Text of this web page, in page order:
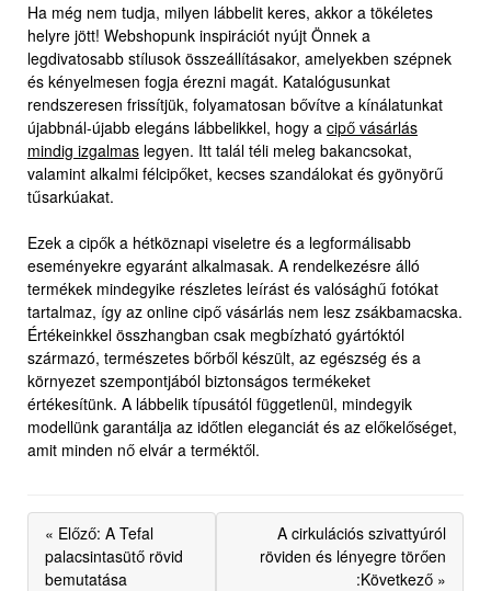
Ha még nem tudja, milyen lábbelit keres, akkor a tökéletes
helyre jött! Webshopunk inspirációt nyújt Önnek a
legdivatosabb stílusok összeállításakor, amelyekben szépnek
és kényelmesen fogja érezni magát. Katalógusunkat
rendszeresen frissítjük, folyamatosan bővítve a kínálatunkat
újabbnál-újabb elegáns lábbelikkel, hogy a cipő vásárlás
mindig izgalmas legyen. Itt talál téli meleg bakancsokat,
valamint alkalmi félcipőket, kecses szandálokat és gyönyörű
tűsarkúakat.
Ezek a cipők a hétköznapi viseletre és a legformálisabb
eseményekre egyaránt alkalmasak. A rendelkezésre álló
termékek mindegyike részletes leírást és valósághű fotókat
tartalmaz, így az online cipő vásárlás nem lesz zsákbamacska.
Értékeinkkel összhangban csak megbízható gyártóktól
származó, természetes bőrből készült, az egészség és a
környezet szempontjából biztonságos termékeket
értékesítünk. A lábbelik típusától függetlenül, mindegyik
modellünk garantálja az időtlen eleganciát és az előkelőséget,
amit minden nő elvár a terméktől.
« Előző: A Tefal
palacsintasütő rövid
bemutatása
A cirkulációs szivattyúról
röviden és lényegre törően
:Következő »